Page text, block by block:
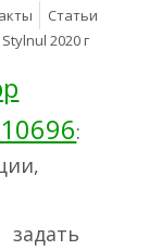
Статьи
2020 г
:
задать